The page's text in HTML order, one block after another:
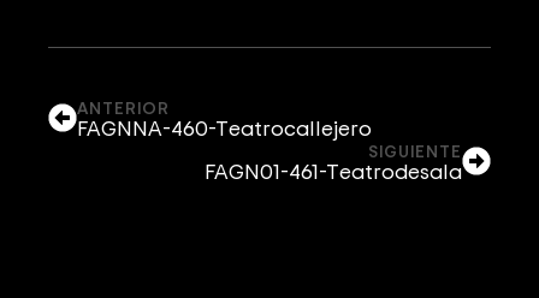
ANTERIOR
FAGNNA-460-Teatrocallejero
SIGUIENTE
FAGN01-461-Teatrodesala